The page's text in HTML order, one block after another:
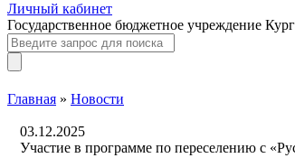
Личный кабинет
Государственное бюджетное учреждение
Главная » Новости
03.12.2025
Участие в программе по переселению с